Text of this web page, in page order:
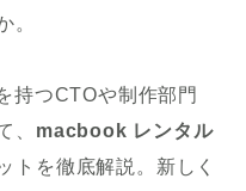
。
持つCTOや制作部門
、 macbook レンタル
トを徹底解説。新しく